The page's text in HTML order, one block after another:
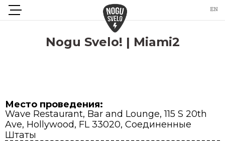
Nogu Svelo! | Miami2
Место проведения:
Wave Restaurant, Bar and Lounge, 115 S 20th
Ave, Hollywood, FL 33020, Соединенные
Штаты